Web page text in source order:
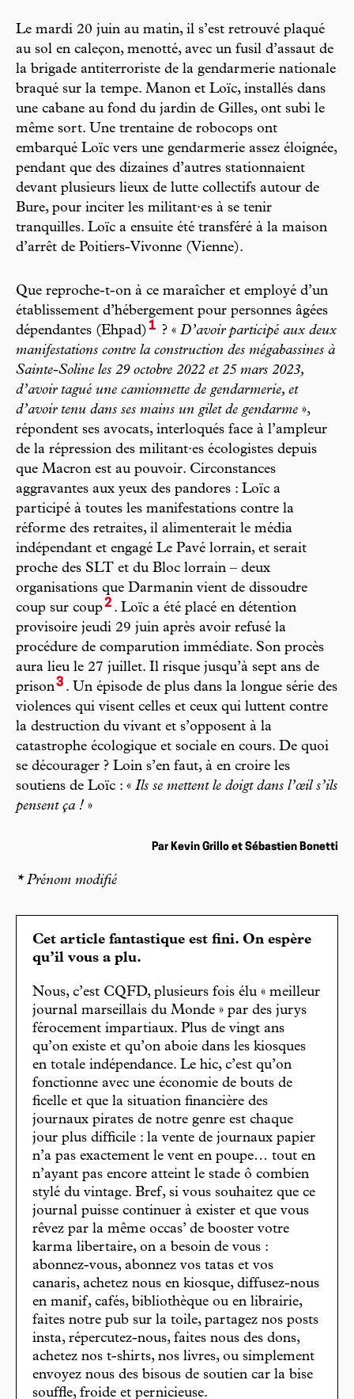
Le mardi 20 juin au matin, il s’est retrouvé plaqué
au sol en caleçon, menotté, avec un fusil d’assaut de
la brigade antiterroriste de la gendarmerie nationale
braqué sur la tempe. Manon et Loïc, installés dans
une cabane au fond du jardin de Gilles, ont subi le
même sort. Une trentaine de robocops ont
embarqué Loïc vers une gendarmerie assez éloignée,
pendant que des dizaines d’autres stationnaient
devant plusieurs lieux de lutte collectifs autour de
Bure, pour inciter les militant·es à se tenir
tranquilles. Loïc a ensuite été transféré à la maison
d’arrêt de Poitiers-Vivonne (Vienne).
Que reproche-t-on à ce maraîcher et employé d’un
établissement d’hébergement pour personnes âgées
dépendantes (Ehpad)1 ? « D’avoir participé aux deux
manifestations contre la construction des mégabassines à
Sainte-Soline les 29 octobre 2022 et 25 mars 2023,
d’avoir tagué une camionnette de gendarmerie, et
d’avoir tenu dans ses mains un gilet de gendarme »,
répondent ses avocats, interloqués face à l’ampleur
de la répression des militant·es écologistes depuis
que Macron est au pouvoir. Circonstances
aggravantes aux yeux des pandores : Loïc a
participé à toutes les manifestations contre la
réforme des retraites, il alimenterait le média
indépendant et engagé Le Pavé lorrain, et serait
proche des SLT et du Bloc lorrain – deux
organisations que Darmanin vient de dissoudre
coup sur coup2 . Loïc a été placé en détention
provisoire jeudi 29 juin après avoir refusé la
procédure de comparution immédiate. Son procès
aura lieu le 27 juillet. Il risque jusqu’à sept ans de
prison3 . Un épisode de plus dans la longue série des
violences qui visent celles et ceux qui luttent contre
la destruction du vivant et s’opposent à la
catastrophe écologique et sociale en cours. De quoi
se décourager ? Loin s’en faut, à en croire les
soutiens de Loïc : « Ils se mettent le doigt dans l’œil s’ils
pensent ça ! »
Par Kevin Grillo et Sébastien Bonetti
* Prénom modifié
Cet article fantastique est fini. On espère
qu’il vous a plu.
Nous, c’est CQFD, plusieurs fois élu « meilleur
journal marseillais du Monde » par des jurys
férocement impartiaux. Plus de vingt ans
qu’on existe et qu’on aboie dans les kiosques
en totale indépendance. Le hic, c’est qu’on
fonctionne avec une économie de bouts de
ficelle et que la situation financière des
journaux pirates de notre genre est chaque
jour plus difficile : la vente de journaux papier
n’a pas exactement le vent en poupe… tout en
n’ayant pas encore atteint le stade ô combien
stylé du vintage. Bref, si vous souhaitez que ce
journal puisse continuer à exister et que vous
rêvez par la même occas’ de booster votre
karma libertaire, on a besoin de vous :
abonnez-vous, abonnez vos tatas et vos
canaris, achetez nous en kiosque, diffusez-nous
en manif, cafés, bibliothèque ou en librairie,
faites notre pub sur la toile, partagez nos posts
insta, répercutez-nous, faites nous des dons,
achetez nos t-shirts, nos livres, ou simplement
envoyez nous des bisous de soutien car la bise
souffle, froide et pernicieuse.